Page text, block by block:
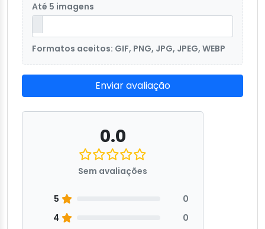
Até 5 imagens
Formatos aceitos: GIF, PNG, JPG, JPEG, WEBP
Enviar avaliação
0.0
Sem avaliações
5
0
4
0